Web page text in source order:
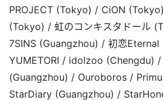
PROJECT (Tokyo) / CiON
(Tokyo) / 虹のコンキスタドール
7SINS (Guangzhou) / 初恋
YUMETORI / idolzoo (Chengdu) /
(Guangzhou) / Ouroboros /
StarDiary (Guangzhou) /